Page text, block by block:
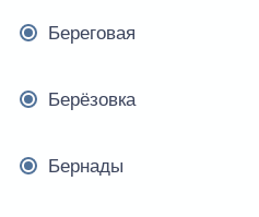
Береговая
Берёзовка
Бернады